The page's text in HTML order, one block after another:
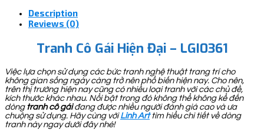
Description
Reviews (0)
Tranh Cô Gái Hiện Đại – LGI0361
Việc lựa chọn sử dụng các bức tranh nghệ thuật trang trí cho
không gian sống ngày càng trở nên phổ biến hiện nay. Cho nên,
trên thị trường hiện nay cũng có nhiều loại tranh với các chủ đề,
kích thước khác nhau. Nổi bật trong đó không thể không kể đến
dòng tranh cô gáiđang được nhiều người đánh giá cao và ưa
chuộng sử dụng. Hãy cùng với Linh Art tìm hiểu chi tiết về dòng
tranh này ngay dưới đây nhé!